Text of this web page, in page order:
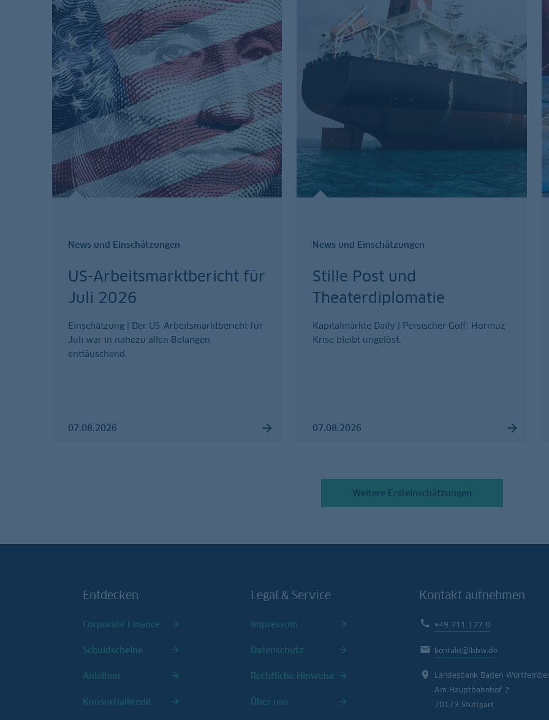
News und Einschätzungen
US-Arbeitsmarktbericht für
Juli 2026
Einschätzung | Der US-Arbeitsmarktbericht für
Juli war in nahezu allen Belangen
enttäuschend.
07.08.2026
News und Einschätzungen
Stille Post und
Theaterdiplomatie
Kapitalmärkte Daily | Persischer Golf: Hormuz-
Krise bleibt ungelöst.
07.08.2026
Weitere Ersteinschätzungen
Entdecken
Corporate Finance
Schuldscheine
Anleihen
Konsortialkredit
Legal & Service
Impressum
Datenschutz
Rechtliche Hinweise
Über uns
Kontakt aufnehmen
+49 711 127 0
kontakt@lbbw.de
Landesbank Baden-
Am Hauptbahnhof 2
70173 Stuttgart